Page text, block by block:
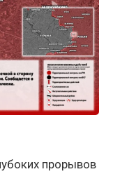
прорывов